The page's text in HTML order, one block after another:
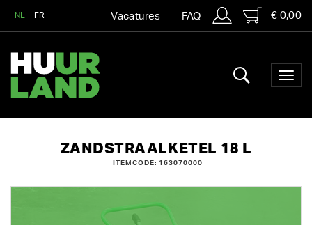
NL FR Vacatures FAQ € 0,00
ZANDSTRAALKETEL 18 L
ITEMCODE: 163070000